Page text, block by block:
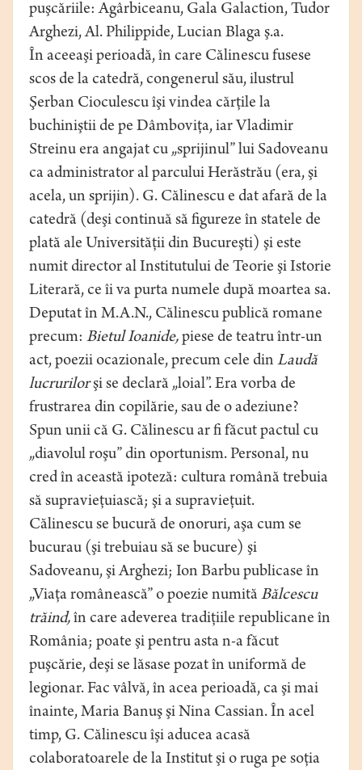
puşcăriile: Agârbiceanu, Gala Galaction, Tudor
Arghezi, Al. Philippide, Lucian Blaga ş.a.
În aceeaşi perioadă, în care Călinescu fusese
scos de la catedră, congenerul său, ilustrul
Şerban Cioculescu îşi vindea cărţile la
buchiniştii de pe Dâmboviţa, iar Vladimir
Streinu era angajat cu „sprijinul” lui Sadoveanu
ca administrator al parcului Herăstrău (era, şi
acela, un sprijin). G. Călinescu e dat afară de la
catedră (deşi continuă să figureze în statele de
plată ale Universităţii din Bucureşti) şi este
numit director al Institutului de Teorie şi Istorie
Literară, ce îi va purta numele după moartea sa.
Deputat în M.A.N., Călinescu publică romane
precum: Bietul Ioanide,piese de teatru într-un
act, poezii ocazionale, precum cele din Laudă
lucrurilorşi se declară „loial”. Era vorba de
frustrarea din copilărie, sau de o adeziune?
Spun unii că G. Călinescu ar fi făcut pactul cu
„diavolul roşu” din oportunism. Personal, nu
cred în această ipoteză: cultura română trebuia
să supravieţuiască; şi a supravieţuit.
Călinescu se bucură de onoruri, aşa cum se
bucurau (şi trebuiau să se bucure) şi
Sadoveanu, şi Arghezi; Ion Barbu publicase în
„Viaţa românească” o poezie numită Bălcescu
trăind,în care adeverea tradiţiile republicane în
România; poate şi pentru asta n-a făcut
puşcărie, deşi se lăsase pozat în uniformă de
legionar. Fac vâlvă, în acea perioadă, ca şi mai
înainte, Maria Banuş şi Nina Cassian. În acel
timp, G. Călinescu îşi aducea acasă
colaboratoarele de la Institut şi o ruga pe soţia